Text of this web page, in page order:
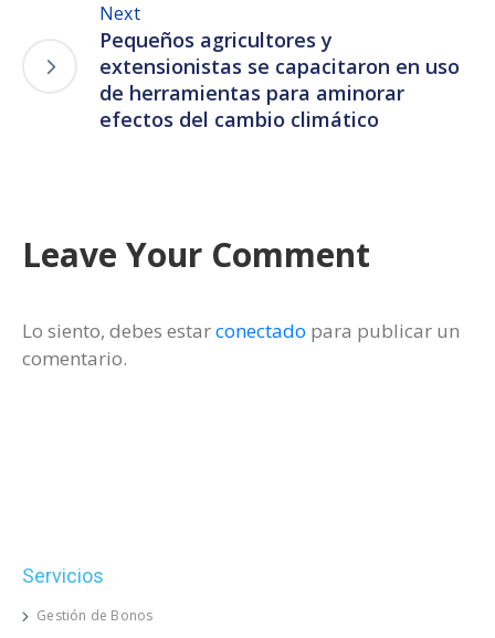
Next
Pequeños agricultores y
extensionistas se capacitaron en uso
de herramientas para aminorar
efectos del cambio climático
Leave Your Comment
Lo siento, debes estarconectado para publicar un
comentario.
Servicios
Gestión de Bonos